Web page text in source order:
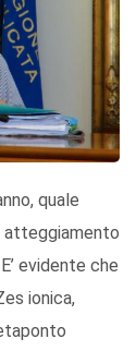
quale
atteggiamento
evidente che
ionica,